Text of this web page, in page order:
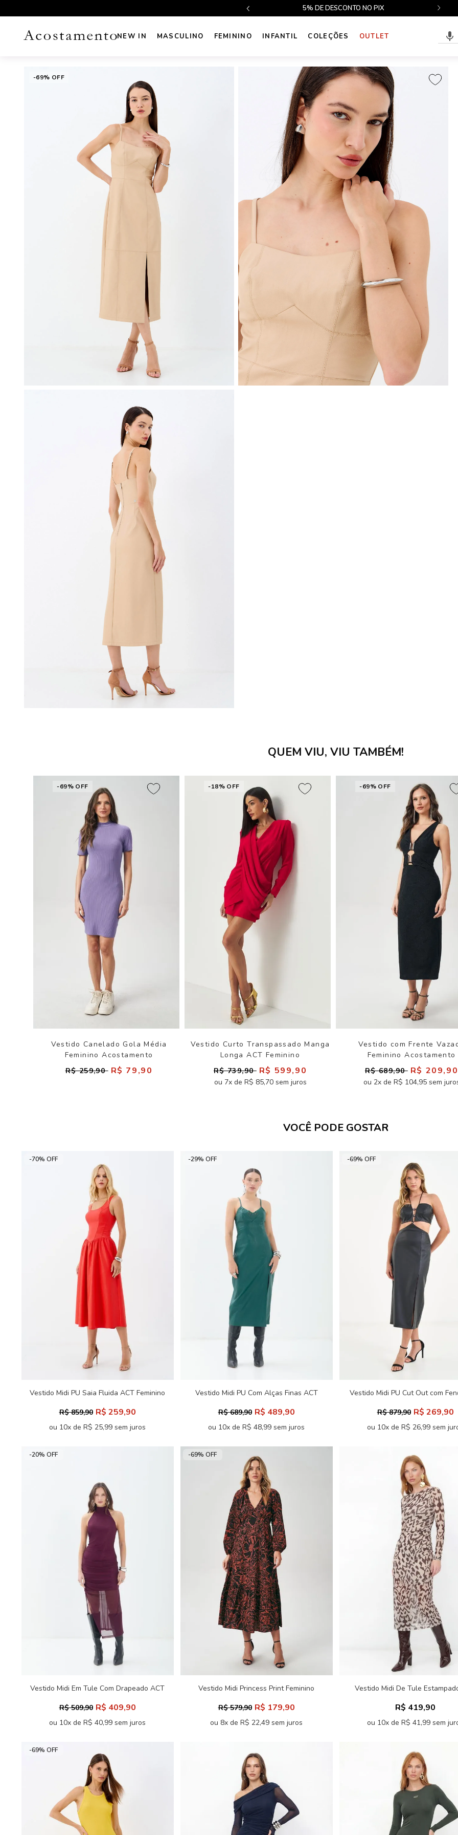
5% DE DESCONTO NO PIX
NEW IN MASCULINO FEMININO INFANTIL COLEÇÕES OUTLET
-69% OFF
QUEM VIU, VIU TAMBÉM!
-69% OFF
Vestido Canelado Gola Média
Feminino Acostamento
R$ 259,90 R$ 79,90
-18% OFF
Vestido Curto Transpassado Manga
Longa ACT Feminino
R$ 739,90 R$ 599,90
ou 7x de R$ 85,70 sem juros
-69% OFF
Vestido com Frente
Feminino Acostamento
R$ 689,90 R$ 209,90
ou 2x de R$ 104,95 sem
VOCÊ PODE GOSTAR
-70% OFF
Vestido Midi PU Saia Fluida ACT Feminino
R$ 859,90 R$ 259,90
ou 10x de R$ 25,99 sem juros
-29% OFF
Vestido Midi PU Com Alças Finas ACT
R$ 689,90 R$ 489,90
ou 10x de R$ 48,99 sem juros
-69% OFF
Vestido Midi PU Cut Out com
R$ 879,90 R$ 269,90
ou 10x de R$ 26,99 sem
-20% OFF
Vestido Midi Em Tule Com Drapeado ACT
R$ 509,90 R$ 409,90
ou 10x de R$ 40,99 sem juros
-69% OFF
Vestido Midi Princess Print Feminino
R$ 579,90 R$ 179,90
ou 8x de R$ 22,49 sem juros
Vestido Midi De Tule
R$ 419,90
ou 10x de R$ 41,99 sem
-69% OFF